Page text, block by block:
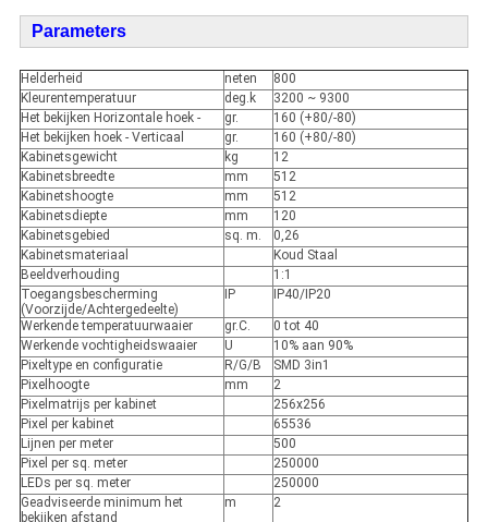
Parameters
Helderheid neten
800
Kleurentemperatuur
deg.k
3200 ~ 9300
Het bekijken Horizontale hoek -
gr.
160 (+80/-80)
Het bekijken hoek - Verticaal
gr.
160 (+80/-80)
Kabinetsgewicht
kg
12
Kabinetsbreedte
mm
512
Kabinetshoogte
mm
512
Kabinetsdiepte
mm
120
Kabinetsgebied
sq. m.
0,26
Kabinetsmateriaal
Koud Staal
Beeldverhouding
1:1
Toegangsbescherming
(Voorzijde/Achtergedeelte)
IP IP40/IP20
Werkende temperatuurwaaier gr.C.
0 tot 40
Werkende vochtigheidswaaier
U
10% aan 90%
Pixeltype en configuratie
R/G/B
SMD 3in1
Pixelhoogte
mm
2
Pixelmatrijs per kabinet
256x256
Pixel per kabinet
65536
Lijnen per meter
500
Pixel per sq. meter
250000
LEDs per sq. meter
250000
Geadviseerde minimum het
bekijken afstand
m 2